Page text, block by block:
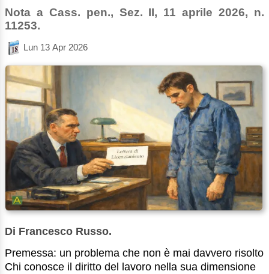
Nota a Cass. pen., Sez. II, 11 aprile 2026, n.
11253.
Lun 13 Apr 2026
Di Francesco Russo.
Premessa: un problema che non è mai davvero risolto
Chi conosce il diritto del lavoro nella sua dimensione